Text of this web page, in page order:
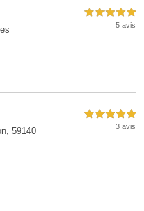
5,0 étoiles sur 5
5 avis
59140
5,0 étoiles sur 5
3 avis